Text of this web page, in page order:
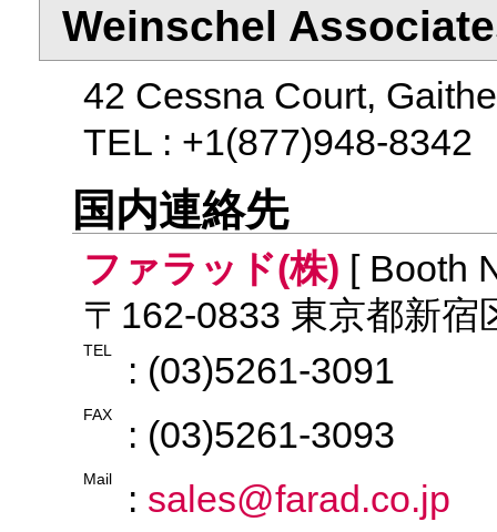
Weinschel
42 Cessna Court,
TEL : +1(877)948-
国内連絡先
ファラッド(株) [ Booth
〒162-0833 東京都新
TEL : (03)5261-3091
FAX : (03)5261-3093
Mail : sales@farad.co.jp